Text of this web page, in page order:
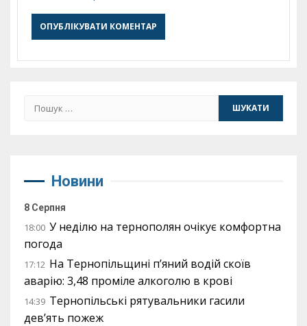
Пошук:
Новини
8 Серпня
18:00 У неділю на тернополян очікує комфортна
погода
17:12 На Тернопільщині п’яний водій скоїв
аварію: 3,48 проміле алкоголю в крові
14:39 Тернопільські рятувальники гасили
дев’ять пожеж